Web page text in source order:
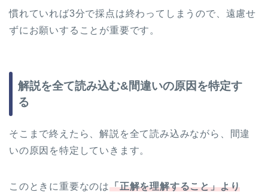
慣れていれば3分で採点は終わってしまうので、遠慮せ
ずにお願いすることが重要です。
解説を全て読み込む&間違いの原因を特定す
る
そこまで終えたら、解説を全て読み込みながら、間違
いの原因を特定していきます。
このときに重要なのは「正解を理解すること」より